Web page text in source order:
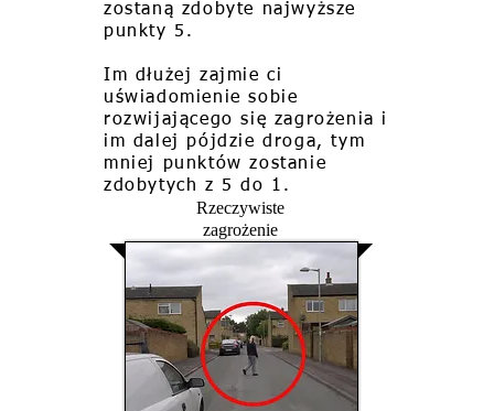
zostaną zdobyte najwyższe
punkty 5.
Im dłużej zajmie ci
uświadomienie sobie
rozwijającego się zagrożenia i
im dalej pójdzie droga, tym
mniej punktów zostanie
zdobytych z 5 do 1.
Rzeczywiste
zagrożenie